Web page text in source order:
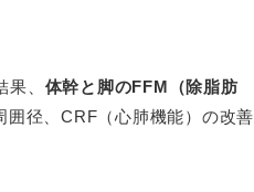
、 体幹と脚のFFM（除脂肪
囲径、CRF（心肺機能）の改善